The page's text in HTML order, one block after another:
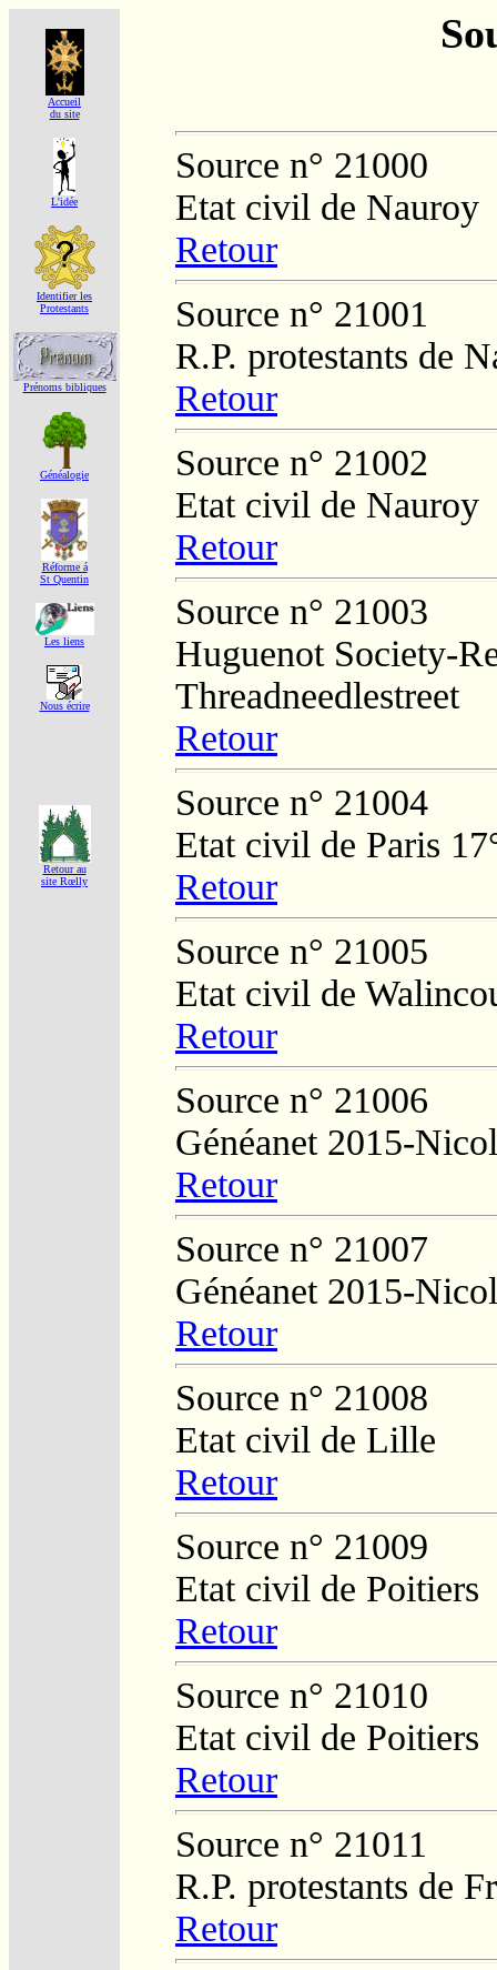
Accueil
du site
L'idée
Identifier les
Protestants
Prénoms bibliques
Généalogie
Réforme á
St Quentin
Les liens
Nous écrire
Retour au
site Rœlly
Source n° 21000
Etat civil de Nauroy
Retour
Source n° 21001
R.P. protestants de
Retour
Source n° 21002
Etat civil de Nauroy
Retour
Source n° 21003
Huguenot Society-
Threadneedlestreet
Retour
Source n° 21004
Etat civil de Paris
Retour
Source n° 21005
Etat civil de
Retour
Source n° 21006
Généanet 2015-
Retour
Source n° 21007
Généanet 2015-
Retour
Source n° 21008
Etat civil de Lille
Retour
Source n° 21009
Etat civil de Poitiers
Retour
Source n° 21010
Etat civil de Poitiers
Retour
Source n° 21011
R.P. protestants de
Retour